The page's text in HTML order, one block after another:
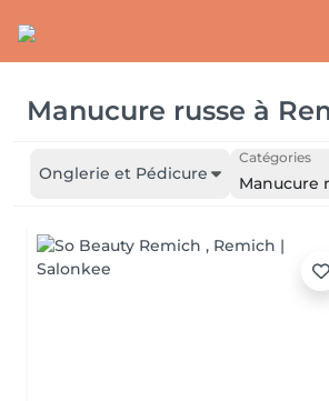
Manucure russe à
Onglerie et Pédicure
Catégories
Manucure